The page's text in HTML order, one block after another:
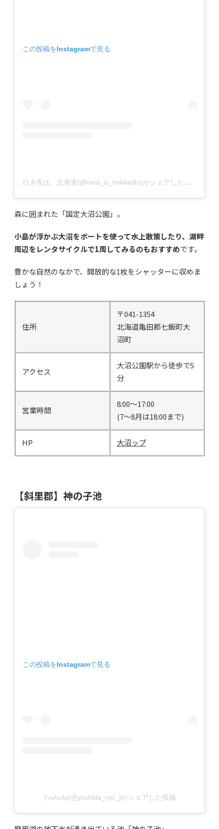
この投稿をInstagramで見る
行き先は、北海道(@next_is_hokkaido)がシェアした投稿
森に囲まれた「国定大沼公園」。
小島が浮かぶ大沼をボートを使って水上散策したり、湖畔
周辺をレンタサイクルで1周してみるのもおすすめです。
豊かな自然のなかで、開放的な1枚をシャッターに収めま
しょう！
住所
〒041-1354
北海道亀田郡七飯町大
沼町
アクセス
大沼公園駅から徒歩で5
分
営業時間
8:00～17:00
(7～8月は18:00まで)
HP 大沼ップ
【斜里郡】神の子池
この投稿をInstagramで見る
𝓨𝓸𝓼𝓱𝓲𝓭𝓪(@yoshida_ryo_)がシェアした投稿